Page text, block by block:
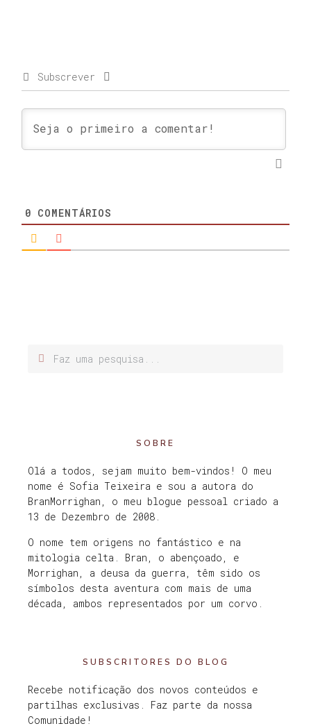
Subscrever
0 COMENTÁRIOS
SOBRE
Olá a todos, sejam muito bem-vindos! O meu
nome é Sofia Teixeira e sou a autora do
BranMorrighan, o meu blogue pessoal criado a
13 de Dezembro de 2008.
O nome tem origens no fantástico e na
mitologia celta. Bran, o abençoado, e
Morrighan, a deusa da guerra, têm sido os
símbolos desta aventura com mais de uma
década, ambos representados por um corvo.
SUBSCRITORES DO BLOG
Recebe notificação dos novos conteúdos e
partilhas exclusivas. Faz parte da nossa
Comunidade!